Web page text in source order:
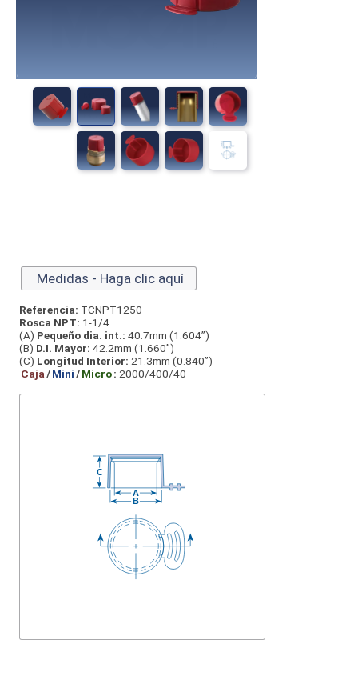
Medidas - Haga clic aquí
Referencia: TCNPT1250
Rosca NPT: 1-1/4
(A) Pequeño dia. int.: 40.7mm (1.604”)
(B) D.I. Mayor: 42.2mm (1.660”)
(C) Longitud Interior: 21.3mm (0.840”)
Caja/Mini/Micro: 2000/400/40